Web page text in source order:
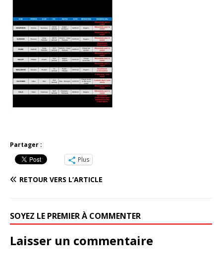
Partager :
Plus
RETOUR VERS L’ARTICLE
SOYEZ LE PREMIER À COMMENTER
Laisser un commentaire